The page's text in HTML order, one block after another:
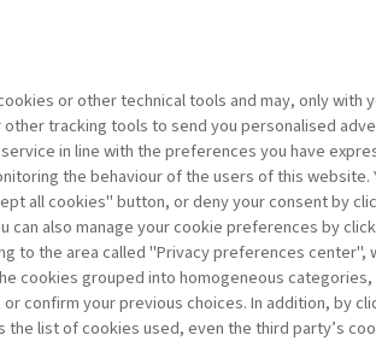
è riservata esclusivamente agli
Contatti
Abbonamenti
Archivio rubriche
or other technical tools and may, only with
tracking tools to send you personalised
in line with the preferences you have
the behaviour of the users of this website.
all cookies" button, or deny your consent by
can also manage your cookie preferences by
to the area called "Privacy preferences center",
cookies grouped into homogeneous
confirm your previous choices. In addition, by
the list of cookies used, even the third party’s